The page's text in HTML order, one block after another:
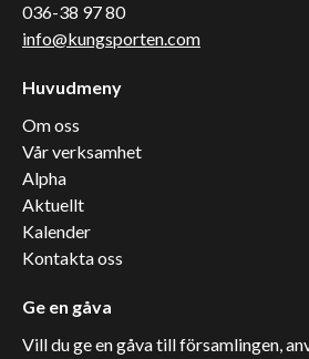
036-38 97 80
info@kungsporten.com
Huvudmeny
Om oss
Vår verksamhet
Alpha
Aktuellt
Kalender
Kontakta oss
Ge en gåva
Vill du ge en gåva till församlingen,